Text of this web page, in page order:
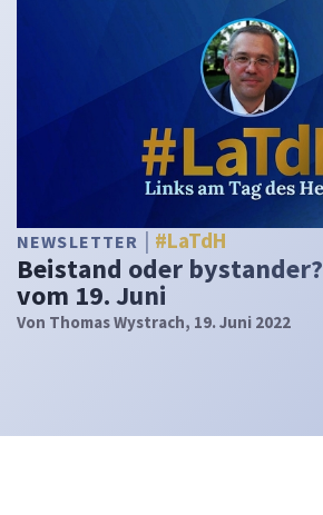
NEWSLETTER #LaTdH
Beistand oder bystander?
vom 19. Juni
Von Thomas Wystrach, 19. Juni 2022